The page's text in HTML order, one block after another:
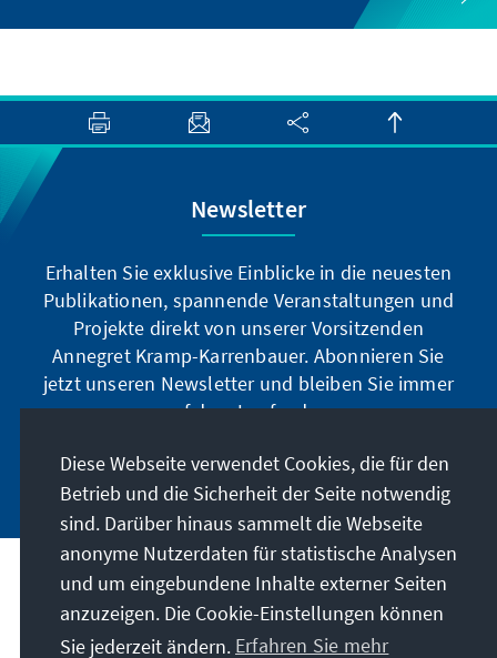
Newsletter
Erhalten Sie exklusive Einblicke in die neuesten
Publikationen, spannende Veranstaltungen und
Projekte direkt von unserer Vorsitzenden
Annegret Kramp-Karrenbauer. Abonnieren Sie
jetzt unseren Newsletter und bleiben Sie immer
auf dem Laufenden.
Jetzt abonnieren
Unser Auftrag
Kontakt
Diese Webseite verwendet Cookies, die für den
Betrieb und die Sicherheit der Seite notwendig
sind. Darüber hinaus sammelt die Webseite
anonyme Nutzerdaten für statistische Analysen
und um eingebundene Inhalte externer Seiten
anzuzeigen. Die Cookie-Einstellungen können
Sie jederzeit ändern. Erfahren Sie mehr